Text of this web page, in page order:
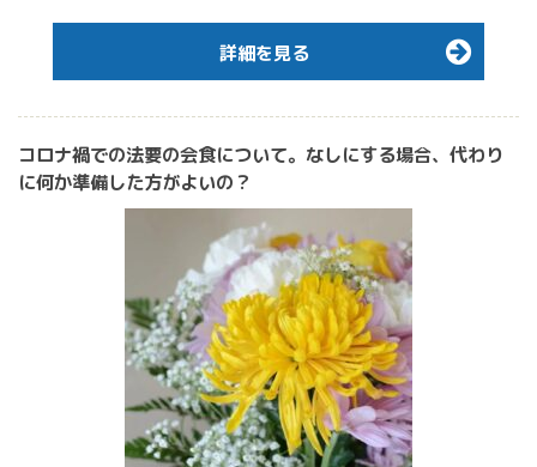
詳細を見る
コロナ禍での法要の会食について。なしにする場合、代わり
に何か準備した方がよいの？